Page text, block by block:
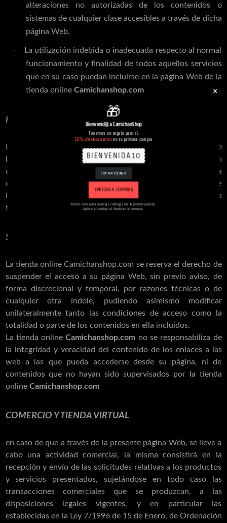
alteraciones no autorizadas de los contenidos o
sistemas de cualquier clase accesibles a través de dicha
página Web.
·
La utilización indebida o inadecuada respecto al normal
funcionamiento y finalidad de todos aquellos servicios
que en su caso puedan incluirse en la página Web de la
tienda online Camichanshop.com
RESPONSABILIDAD:
La tienda online Camichanshop.com no se hace responsable
bajo ningún concepto por ningún tipo de daño que pudiesen
ocasionar los usuarios a la presente página Web, o a
cualquier otra, por el uso ilegal o indebido de la misma o de
los contenidos e informaciones accesibles o facilitadas a
través de ella.
SERVICIO
La tienda online Camichanshop.com se reserva el derecho de
suspender el acceso a su página Web, sin previo aviso, de
forma discrecional y temporal, por razones técnicas o de
cualquier otra índole, pudiendo asimismo modificar
unilateralmente tanto las condiciones de acceso como la
totalidad o parte de los contenidos en ella incluidos.
La tienda onlineCamichanshop.com no se responsabiliza de
la integridad y veracidad del contenido de los enlaces a las
web a las que pueda accederse desde su página, ni de
contenidos que no hayan sido supervisados por la tienda
online Camichanshop.com
COMERCIO Y TIENDA VIRTUAL
en caso de que a través de la presente página Web, se lleve a
cabo una actividad comercial, la misma consistirá en la
recepción y envío de las solicitudes relativas a los productos
y servicios presentados, sujetándose en todo caso las
transacciones comerciales que se produzcan, a las
disposiciones legales vigentes, y en particular las
establecidas en la Ley 7/1996 de 15 de Enero, de Ordenación
🎁
Bienvenid@ a CamichanShop
Tenemos un regalo para ti:
10% de descuentoen tu primera compra
BIENVENIDA10
COPIAR CÓDIGO
EMPEZAR A COMPRAR
Válido solo para nuev@s client@s en tu primer pedido.
Aplica el código al finalizar la compra.